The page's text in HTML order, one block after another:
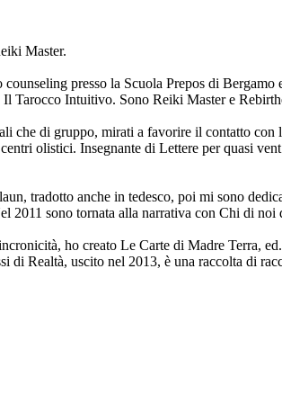
Master.
presso la Scuola Prepos di
Tarocco Intuitivo. Sono Reiki Master e
che di gruppo, mirati a favorire il contatto
olistici. Insegnante di Lettere per quasi
tradotto anche in tedesco, poi mi sono
2011 sono tornata alla narrativa con Chi di noi
ho creato Le Carte di Madre Terra,
Realtà, uscito nel 2013, è una raccolta di